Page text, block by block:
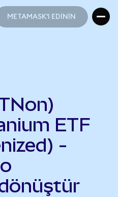
METAMASK'I EDİNİN
ETF
-